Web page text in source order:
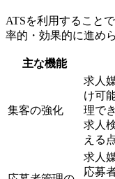
ATSを利用すること
率的・効果的に進め
主な機能
集客の強化
求人
け可
理で
求人
える
求人
応募